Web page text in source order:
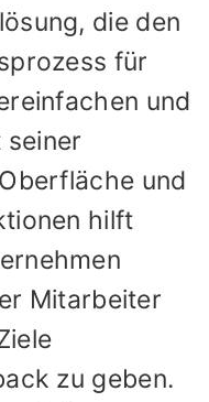
die den
für
und
seiner
und
hilft
Mitarbeiter
zu geben.